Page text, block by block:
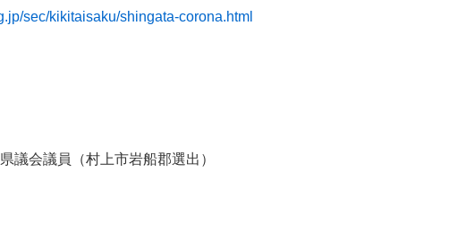
sec/kikitaisaku/shingata-corona.html
会議員（村上市岩船郡選出）